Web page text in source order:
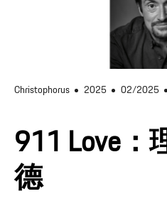
Christophorus 2025 02/2025
911 Love：
德